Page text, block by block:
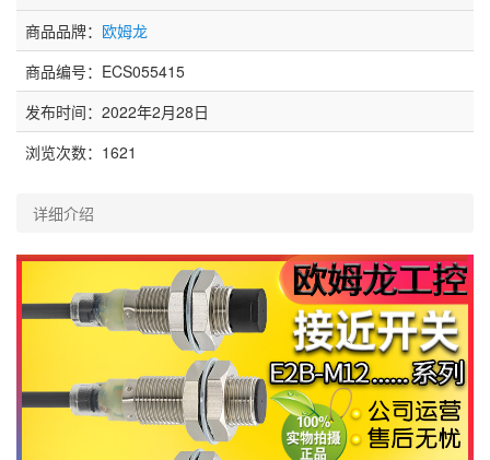
商品品牌： 欧姆龙
商品编号：ECS055415
发布时间：2022年2月28日
浏览次数： 1621
详细介绍